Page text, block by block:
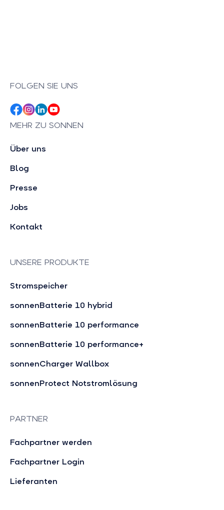
FOLGEN SIE UNS
MEHR ZU SONNEN
Über uns
Blog
Presse
Jobs
Kontakt
UNSERE PRODUKTE
Stromspeicher
sonnenBatterie 10 hybrid
sonnenBatterie 10 performance
sonnenBatterie 10 performance+
sonnenCharger Wallbox
sonnenProtect Notstromlösung
PARTNER
Fachpartner werden
Fachpartner Login
Lieferanten